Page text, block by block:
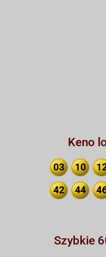
Keno
03 10
42 44
Szybkie